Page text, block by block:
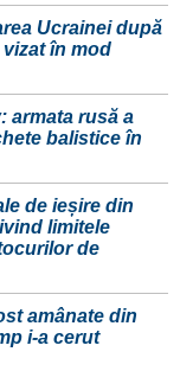
Ucrainei după
în mod
armata rusă a
balistice în
de ieșire din
limitele
de
amânate din
i-a cerut